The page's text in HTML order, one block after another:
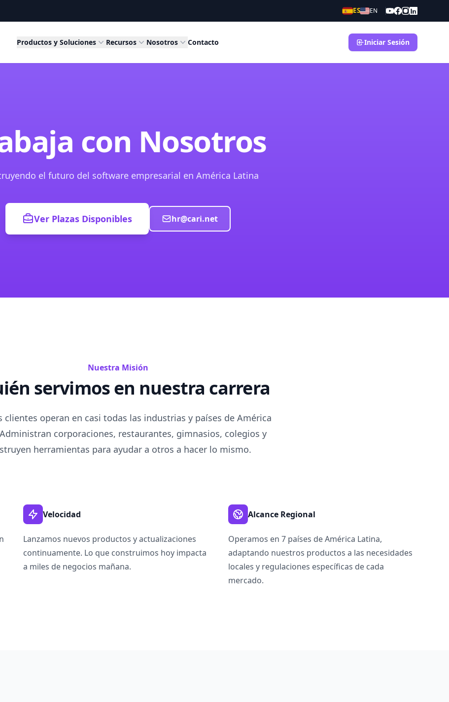
ES EN
Productos y Soluciones Recursos Nosotros Contacto Iniciar Sesión
con Nosotros
el futuro del software empresarial en América Latina
Ver Plazas Disponibles hr@cari.net
Nuestra Misión
servimos en nuestra carrera
clientes operan en casi todas las industrias y países de América
corporaciones, restaurantes, gimnasios, colegios y
herramientas para ayudar a otros a hacer lo mismo.
Velocidad
Lanzamos nuevos productos y actualizaciones
continuamente. Lo que construimos hoy impacta
a miles de negocios mañana.
Alcance Regional
Operamos en 7 países de América Latina,
adaptando nuestros productos a las necesidades
locales y regulaciones específicas de cada
mercado.